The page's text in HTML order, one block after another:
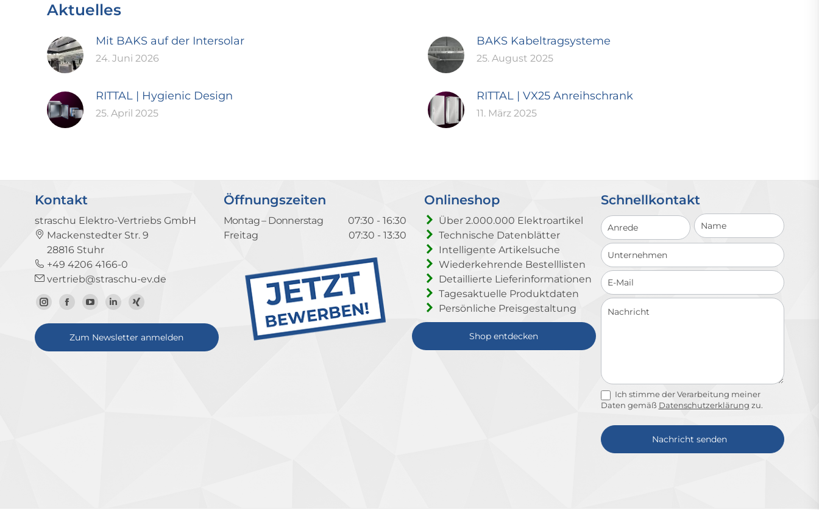
Aktuelles
Mit BAKS auf der Intersolar
24. Juni 2026
BAKS Kabeltragsysteme
25. August 2025
RITTAL | Hygienic Design
25. April 2025
RITTAL | VX25 Anreihschrank
11. März 2025
Kontakt
straschu Elektro-Vertriebs GmbH
Mackenstedter Str. 9
28816 Stuhr
+49 4206 4166-0
vertrieb@straschu-ev.de
Zum
Instagram-
Zur
Facebook-
Seite
Zum
YouTube-
Kanal
Zum
LinkedIn-
Profil
Zum
Xing-
Profil
Zum Newsletter anmelden
Öffnungszeiten
Montag – Donnerstag
07:30 - 16:30
Freitag
07:30 - 13:30
Onlineshop
Über 2.000.000 Elektroartikel
Technische Datenblätter
Intelligente Artikelsuche
Wiederkehrende Bestelllisten
Detaillierte Lieferinformationen
Tagesaktuelle Produktdaten
Persönliche Preisgestaltung
Shop entdecken
Schnellkontakt
Schnellkontakt
Ich stimme der Verarbeitung meiner
Daten gemäß Datenschutzerklärung zu.
Nachricht senden